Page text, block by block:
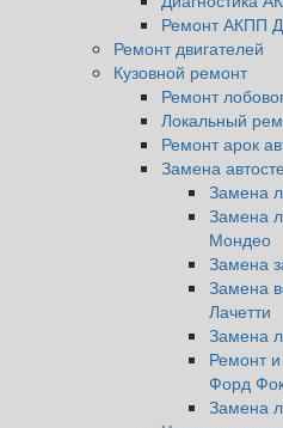
Ремонт АКПП
Ремонт двигателей
Кузовной ремонт
Ремонт
Локальный
Ремонт арок
Замена
Замена
Замена
Мондео
Замена
Замена
Лачетти
Замена
Ремонт
Форд
Замена